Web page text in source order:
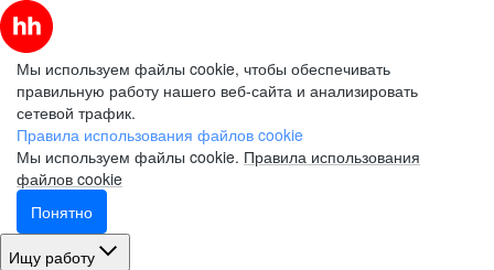
Мы используем файлы cookie, чтобы обеспечивать
правильную работу нашего веб-сайта и анализировать
сетевой трафик.
Правила использования файлов cookie
Мы используем файлы cookie. Правила использования
файлов cookie
Понятно
Ищу работу